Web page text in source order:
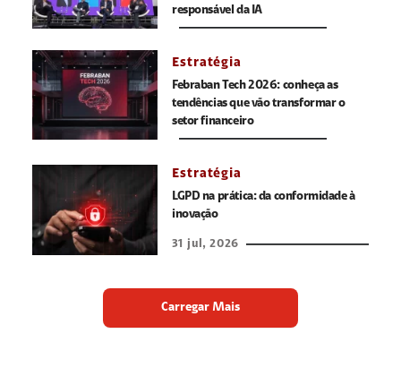
responsável da IA
Estratégia
Febraban Tech 2026: conheça as
tendências que vão transformar o
setor financeiro
Estratégia
LGPD na prática: da conformidade à
inovação
31 jul, 2026
Carregar Mais